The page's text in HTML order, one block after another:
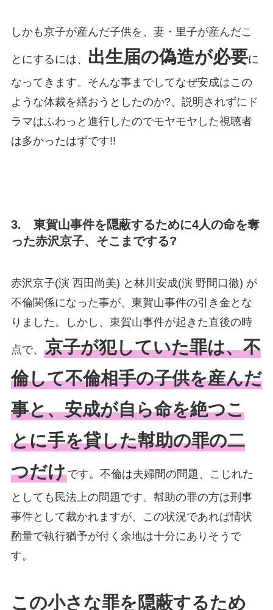
しかも京子が産んだ子供を、妻・里子が産んだこ
とにするには、 出生届の偽造が必要に
なってきます。そんな事までしてなぜ安成はこの
ような体裁を繕おうとしたのか?、説明されずにド
ラマはふわっと進行したのでモヤモヤした視聴者
は多かったはずです!!
3. 東賀山事件を隠蔽するために4人の命を奪
った赤沢京子、そこまでする?
赤沢京子(演 西田尚美) と林川安成(演 野間口徹) が
不倫関係になった事が、東賀山事件の引き金とな
りました。しかし、東賀山事件が起きた直後の時
点で、 京子が犯していた罪は、不
倫して不倫相手の子供を産んだ
事と、安成が自ら命を絶つこ
とに手を貸した幇助の罪の二
つだけです。不倫は夫婦間の問題、こじれた
としても民法上の問題です。幇助の罪の方は刑事
事件として裁かれますが、この状況であれば情状
酌量で執行猶予が付く余地は十分にありそうで
す。
この小さな罪を隠蔽するため